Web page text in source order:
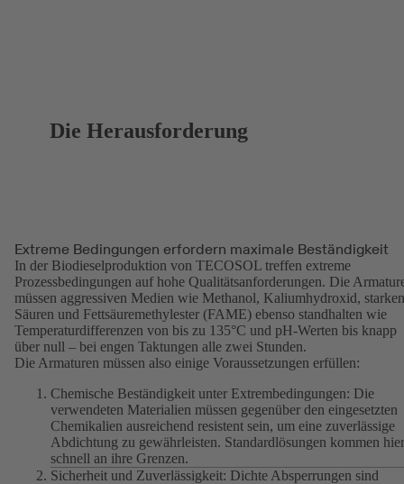
Die Herausforderung
Extreme Bedingungen erfordern maximale Beständigkeit
In der Biodieselproduktion von TECOSOL treffen extreme
Prozessbedingungen auf hohe Qualitätsanforderungen. Die
müssen aggressiven Medien wie Methanol, Kaliumhydroxid, starken
Säuren und Fettsäuremethylester (FAME) ebenso standhalten wie
Temperaturdifferenzen von bis zu 135°C und pH-Werten bis knapp
über null – bei engen Taktungen alle zwei Stunden.
Die Armaturen müssen also einige Voraussetzungen erfüllen:
Chemische Beständigkeit unter Extrembedingungen: Die
verwendeten Materialien müssen gegenüber den eingesetzten
Chemikalien ausreichend resistent sein, um eine zuverlässige
Abdichtung zu gewährleisten. Standardlösungen kommen hier
schnell an ihre Grenzen.
Sicherheit und Zuverlässigkeit: Dichte Absperrungen sind